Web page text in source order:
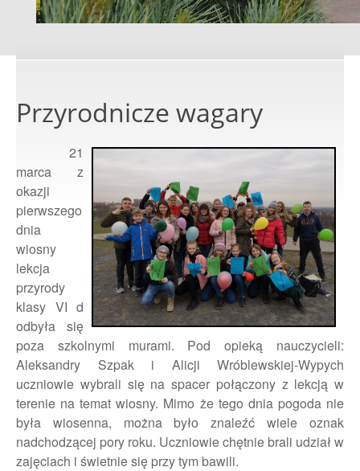
Przyrodnicze wagary
21
marca z
okazji
pierwszego
dnia
wiosny
lekcja
przyrody
klasy VI d
odbyła się
poza szkolnymi murami. Pod opieką nauczycieli:
Aleksandry Szpak i Alicji Wróblewskiej-Wypych
uczniowie wybrali się na spacer połączony z lekcją w
terenie na temat wiosny. Mimo że tego dnia pogoda nie
była wiosenna, można było znaleźć wiele oznak
nadchodzącej pory roku. Uczniowie chętnie brali udział w
zajęciach i świetnie się przy tym bawili.